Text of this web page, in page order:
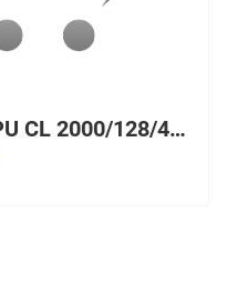
205 CPU CL 2000/128/400, 128 Мб PC2100 ECC DDR SDRAM UDIMM, HDD 40Gb IDE, Gigabit Ethernet, Tower